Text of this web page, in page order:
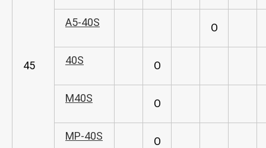
45
A5-40S O
40S O
M40S O
MP-40S O